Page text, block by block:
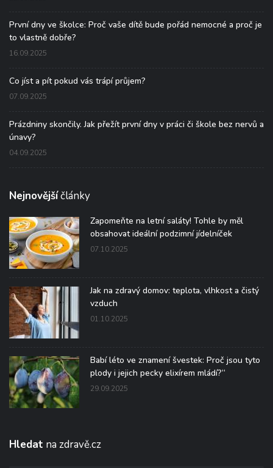
První dny ve školce: Proč vaše dítě bude pořád nemocné a proč je
to vlastně dobře?
16.09.2025
Co jíst a pít pokud vás trápí průjem?
07.09.2025
Prázdniny skončily. Jak přežít první dny v práci či škole bez nervů a
únavy?
04.09.2025
Nejnovějšíčlánky
Zapomeňte na letní saláty! Tohle by měl
obsahovat ideální podzimní jídelníček
07.10.2025
Jak na zdravý domov: teplota, vlhkost a čistý
vzduch
01.10.2025
Babí léto ve znamení švestek: Proč jsou tyto
plody i jejich pecky elixírem mládí?“
29.09.2025
Hledat na zdravě.cz